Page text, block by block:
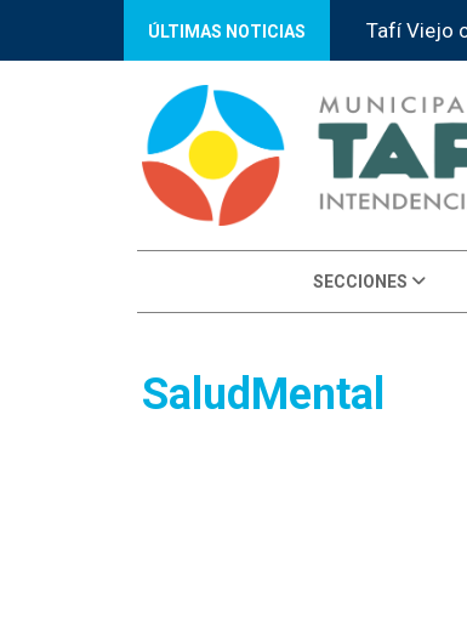
ÚLTIMAS NOTICIAS Tafí Viejo
SECCIONES
SaludMental